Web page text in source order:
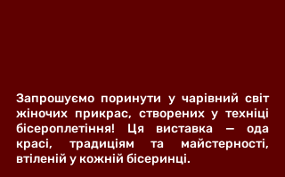
Запрошуємо поринути у чарівний світ
жіночих прикрас, створених у техніці
бісероплетіння! Ця виставка — ода
красі, традиціям та майстерності,
втіленій у кожній бісеринці.